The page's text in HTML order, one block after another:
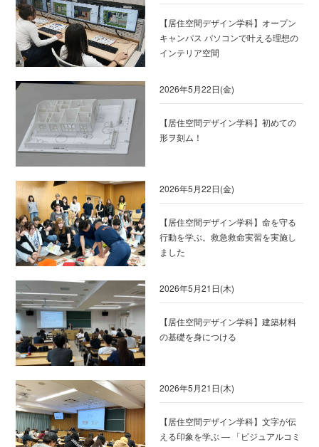
【居住空間デザイン学科】オープン
キャンパス パソコンで叶える理想の
インテリア空間
2026年5月22日(金)
【居住空間デザイン学科】初めての
形ヲ刻ム！
2026年5月22日(金)
【居住空間デザイン学科】命を守る
行動を学ぶ。救急救命実習を実施し
ました
2026年5月21日(木)
【居住空間デザイン学科】建築材料
の基礎を身につける
2026年5月21日(木)
【居住空間デザイン学科】文字が伝
える印象を学ぶ ― 「ビジュアルコミ